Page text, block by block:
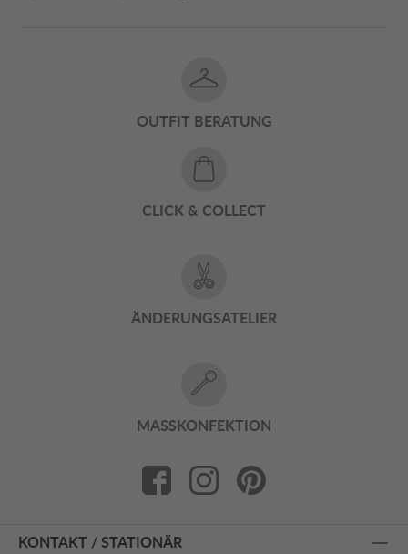
OUTFIT BERATUNG
CLICK & COLLECT
ÄNDERUNGSATELIER
MASSKONFEKTION
KONTAKT / STATIONÄR